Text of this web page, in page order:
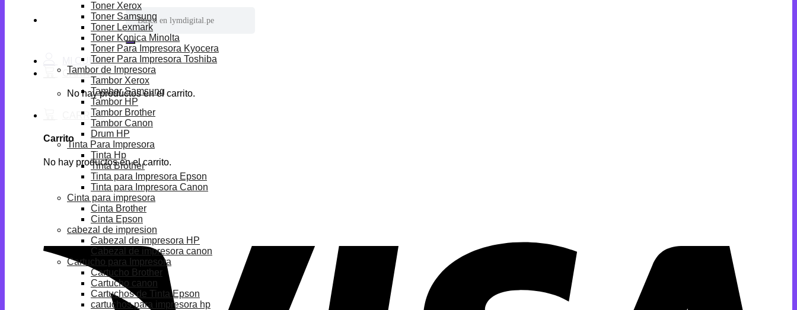
Buscar
por:
No hay productos en el carrito.
Carrito
No hay productos en el carrito.
Toner Xerox
Toner Samsung
Toner Lexmark
Toner Konica Minolta
Toner Para Impresora Kyocera
Toner Para Impresora Toshiba
Tambor de Impresora
Tambor Xerox
Tambor Samsung
Tambor HP
Tambor Brother
Tambor Canon
Drum HP
Tinta Para Impresora
Tinta Hp
Tinta Brother
Tinta para Impresora Epson
Tinta para Impresora Canon
Cinta para impresora
Cinta Brother
Cinta Epson
cabezal de impresion
Cabezal de impresora HP
Cabezal de impresora canon
Cartucho para Impresora
Cartucho Brother
Cartucho canon
Cartuchos de Tinta Epson
cartuchos para impresora hp